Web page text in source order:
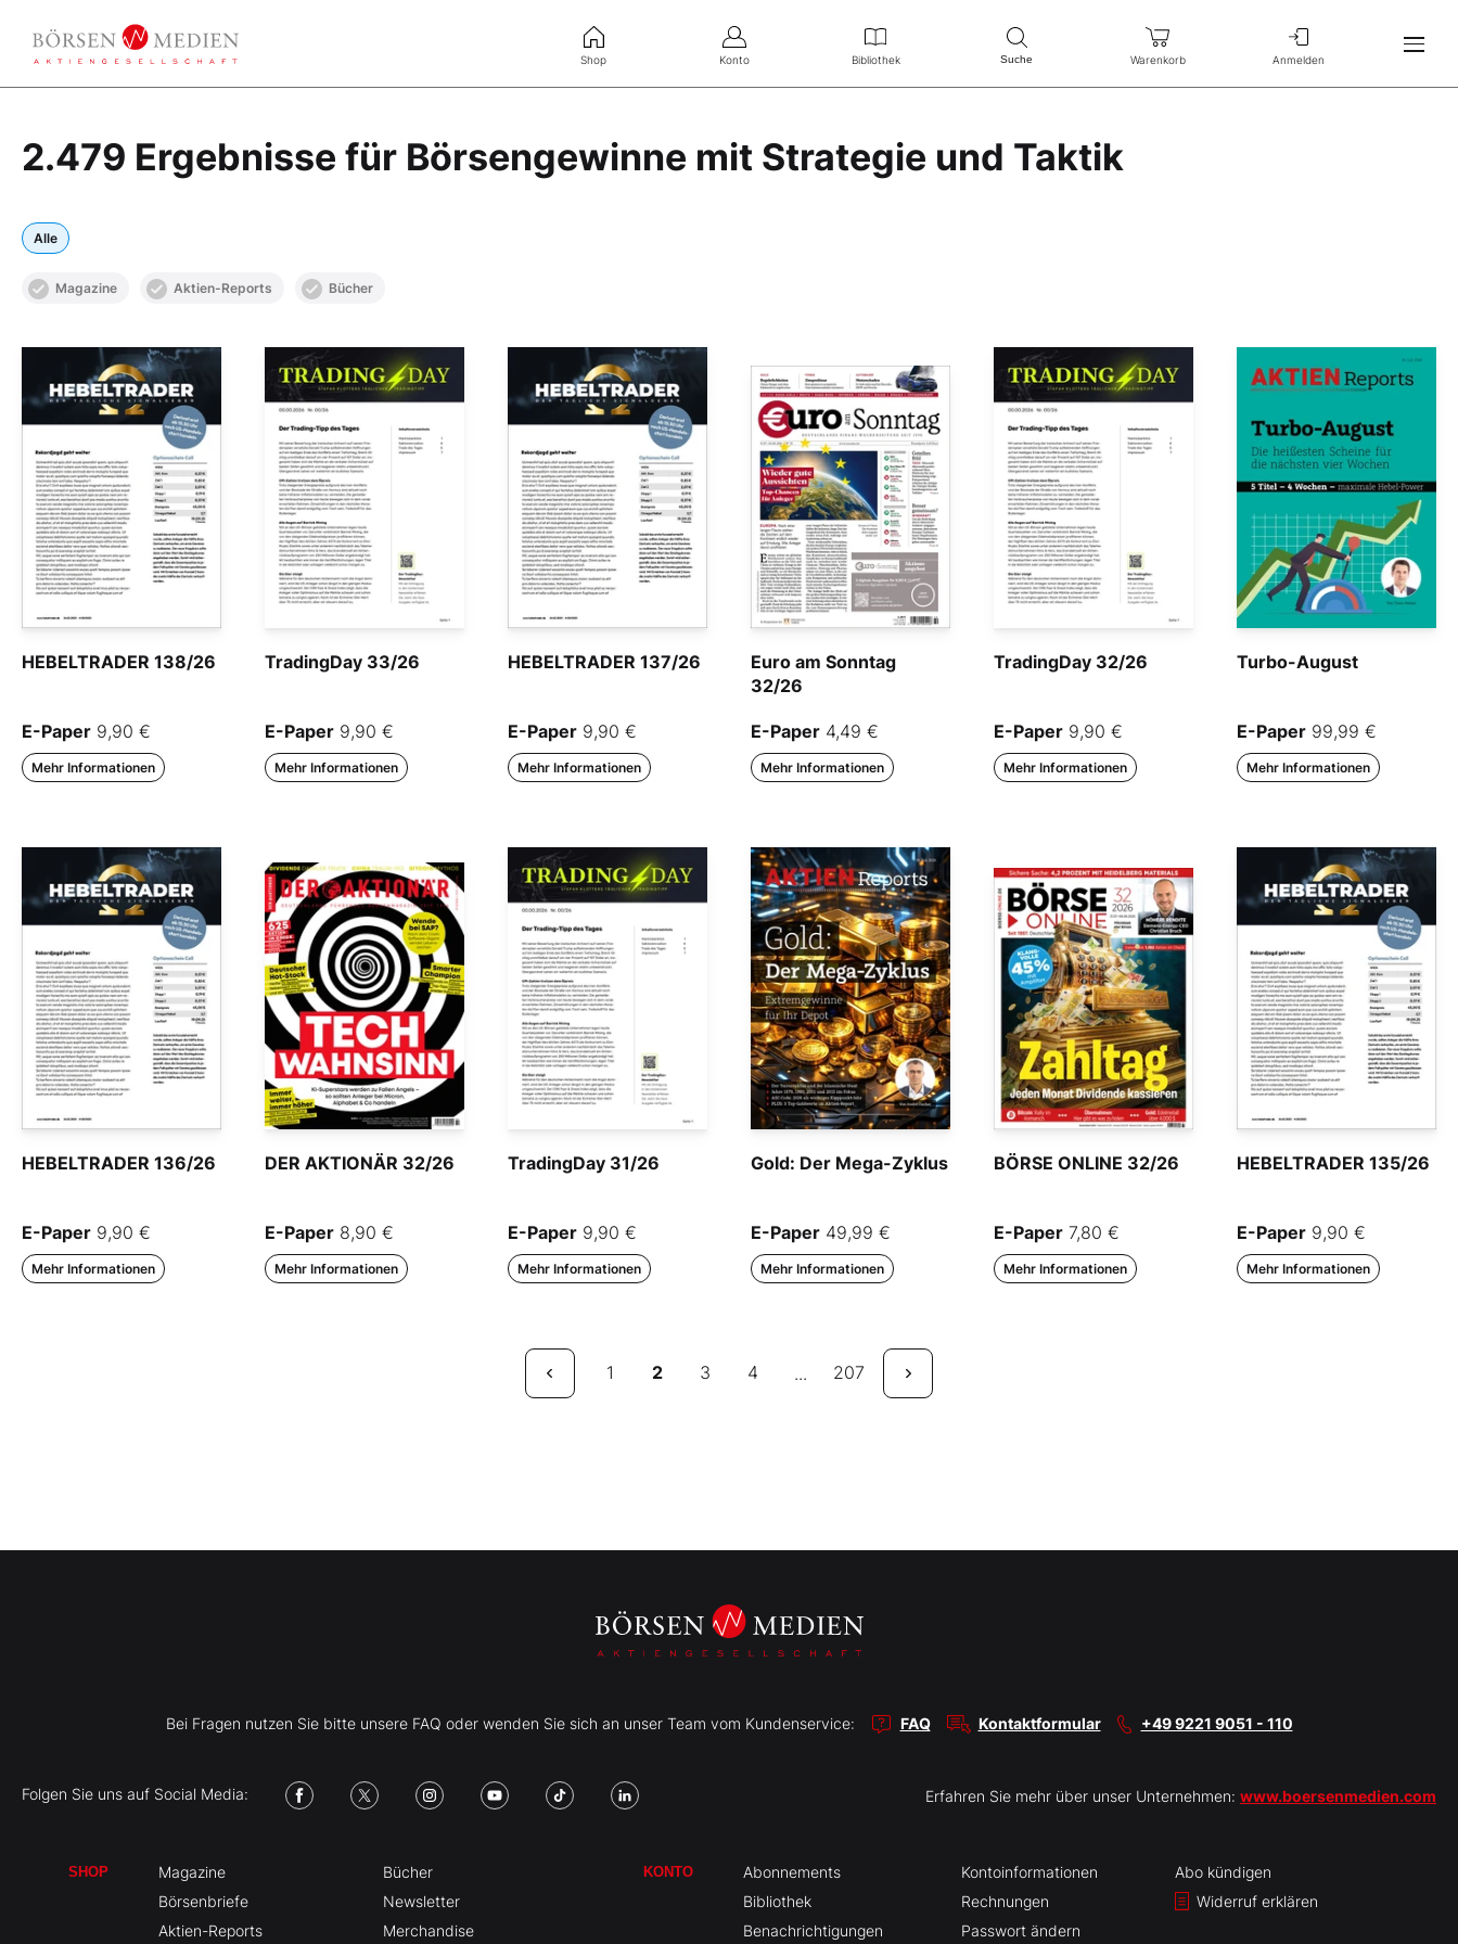
Shop Konto Bibliothek Suche Warenkorb Anmelden
2.479 Ergebnisse für Börsengewinne mit Strategie und Taktik
Alle
Magazine Aktien-Reports Bücher
HEBELTRADER 138/26
E-Paper 9,90 €
Mehr Informationen
TradingDay 33/26
E-Paper 9,90 €
Mehr Informationen
HEBELTRADER 137/26
E-Paper 9,90 €
Mehr Informationen
Euro am Sonntag
32/26
E-Paper 4,49 €
Mehr Informationen
TradingDay 32/26
E-Paper 9,90 €
Mehr Informationen
Turbo-August
E-Paper 99,99 €
Mehr Informationen
HEBELTRADER 136/26
E-Paper 9,90 €
Mehr Informationen
DER AKTIONÄR 32/26
E-Paper 8,90 €
Mehr Informationen
TradingDay 31/26
E-Paper 9,90 €
Mehr Informationen
Gold: Der Mega-Zyklus
E-Paper 49,99 €
Mehr Informationen
BÖRSE ONLINE 32/26
E-Paper 7,80 €
Mehr Informationen
HEBELTRADER 135/26
E-Paper 9,90 €
Mehr Informationen
1 2 3 4 ... 207
Bei Fragen nutzen Sie bitte unsere FAQ oder wenden Sie sich an unser Team vom Kundenservice: FAQ Kontaktformular +49 9221 9051 - 110
Folgen Sie uns auf Social Media: Erfahren Sie mehr über unser Unternehmen: www.boersenmedien.com
SHOP
Magazine
Börsenbriefe
Aktien-Reports
Bücher
Newsletter
Merchandise
KONTO
Abonnements
Bibliothek
Benachrichtigungen
Kontoinformationen
Rechnungen
Passwort ändern
Abo kündigen
Widerruf erklären